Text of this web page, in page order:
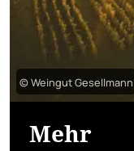
© Weingut Gesellmann
Mehr